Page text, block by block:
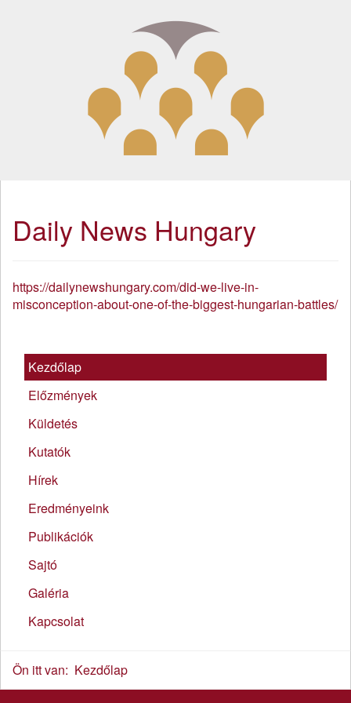
Daily News Hungary
https://dailynewshungary.com/did-we-live-in-
misconception-about-one-of-the-biggest-hungarian-battles/
Kezdőlap
Előzmények
Küldetés
Kutatók
Hírek
Eredményeink
Publikációk
Sajtó
Galéria
Kapcsolat
Ön itt van: Kezdőlap